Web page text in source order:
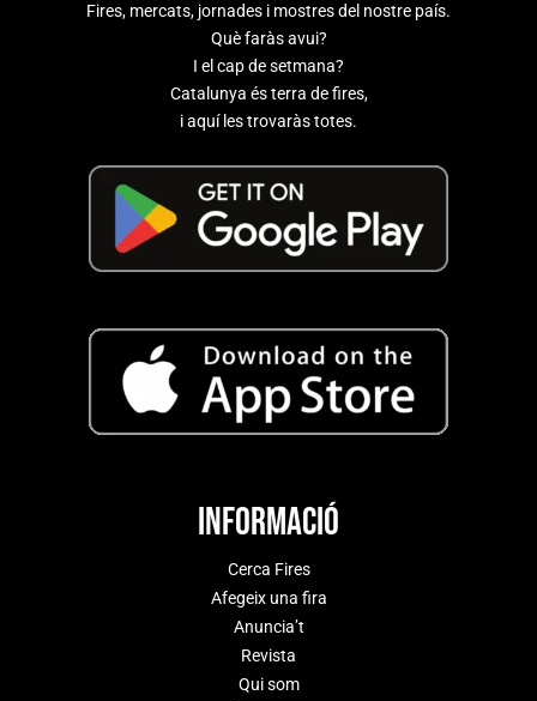
Fires, mercats, jornades i mostres del nostre país.
Què faràs avui?
I el cap de setmana?
Catalunya és terra de fires,
i aquí les trovaràs totes.
Informació
Cerca Fires
Afegeix una fira
Anuncia’t
Revista
Qui som